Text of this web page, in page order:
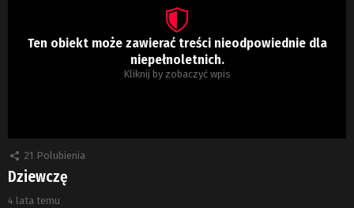
Ten obiekt może zawierać treści nieodpowiednie dla
niepełnoletnich.
Kliknij by zobaczyć wpis
21 Polubienia
Dziewczę
4 lata temu